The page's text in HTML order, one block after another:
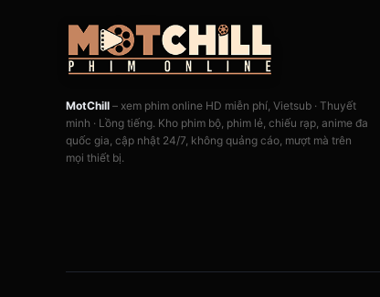
MotChill – xem phim online HD miễn phí, Vietsub · Thuyết
minh · Lồng tiếng. Kho phim bộ, phim lẻ, chiếu rạp, anime đa
quốc gia, cập nhật 24/7, không quảng cáo, mượt mà trên
mọi thiết bị.